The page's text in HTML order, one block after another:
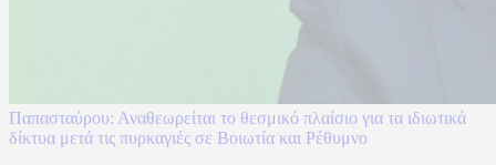
Παπασταύρου: Αναθεωρείται το θεσμικό πλαίσιο για τα ιδιωτικά
δίκτυα μετά τις πυρκαγιές σε Βοιωτία και Ρέθυμνο